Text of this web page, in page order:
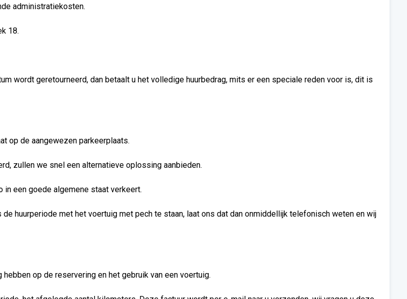
administratiekosten.
18.
wordt geretourneerd, dan betaalt u het volledige huurbedrag, mits er een speciale reden voor is, dit is
op de aangewezen parkeerplaats.
zullen we snel een alternatieve oplossing aanbieden.
een goede algemene staat verkeert.
huurperiode met het voertuig met pech te staan, laat ons dat dan onmiddellijk telefonisch weten en wij
op de reservering en het gebruik van een voertuig.